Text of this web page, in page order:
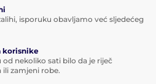
isporuku obavljamo već sljedećeg
korisnike
od nekoliko sati bilo da je riječ
zamjeni robe.